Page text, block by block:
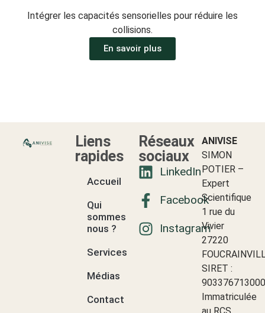
Intégrer les capacités sensorielles pour réduire les
collisions.
En savoir plus
Liens
rapides
Accueil
Qui
sommes-
nous ?
Services
Médias
Contact
Réseaux
sociaux
LinkedIn
Facebook
Instagram
ANIVISE
SIMON
POTIER –
Expert
Scientifique
1 rue du
Vivier
27220
SIRET :
Immatriculée